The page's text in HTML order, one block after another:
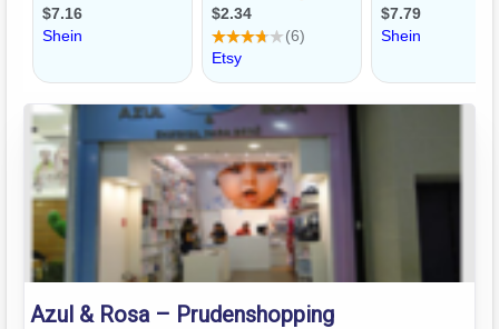
Azul & Rosa – Prudenshopping